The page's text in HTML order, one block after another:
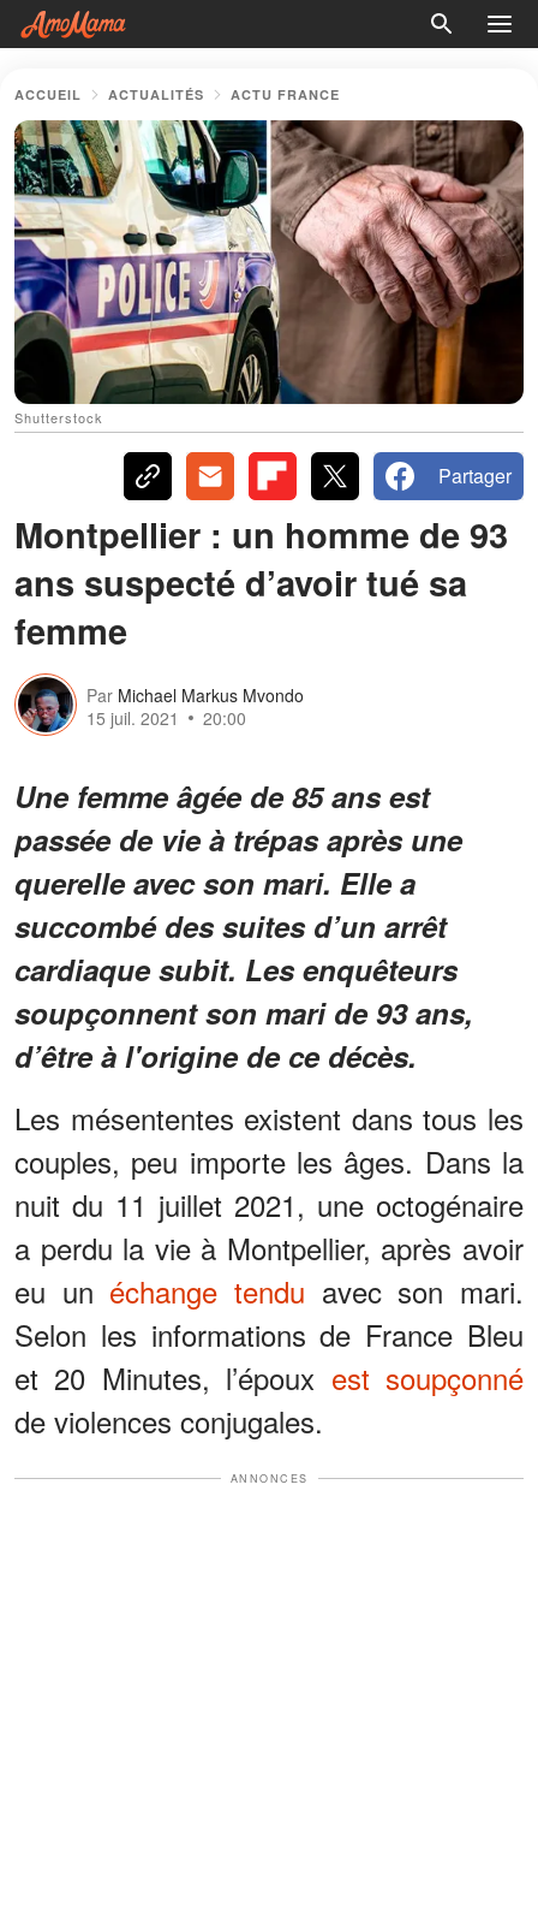
ACCUEIL ACTUALITÉS ACTU FRANCE
Shutterstock
Partager
Montpellier : un homme de 93
ans suspecté d’avoir tué sa
femme
Par Michael Markus Mvondo
15 juil. 2021
20:00
Une femme âgée de 85 ans est
passée de vie à trépas après une
querelle avec son mari. Elle a
succombé des suites d’un arrêt
cardiaque subit. Les enquêteurs
soupçonnent son mari de 93 ans,
d’être à l'origine de ce décès.
Les mésententes existent dans tous les
couples, peu importe les âges. Dans la
nuit du 11 juillet 2021, une octogénaire
a perdu la vie à Montpellier, après avoir
eu un échange tendu avec son mari.
Selon les informations de France Bleu
et 20 Minutes, l’époux est soupçonné
de violences conjugales.
ANNONCES